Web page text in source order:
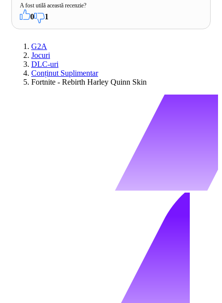
A fost utilă această recenzie?
0 1
G2A
Jocuri
DLC-uri
Conținut Suplimentar
Fortnite - Rebirth Harley Quinn Skin